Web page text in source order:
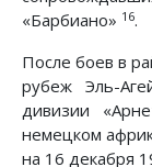
«Барбиано» 16.
После боев в
рубеж Эль-
дивизии
немецком
на 16 декабря